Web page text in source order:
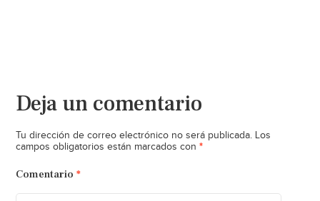
Deja un comentario
Tu dirección de correo electrónico no será publicada. Los
campos obligatorios están marcados con *
Comentario *